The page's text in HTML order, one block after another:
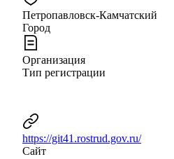
Петропавловск-Камчатский
Город
Организация
Тип регистрации
https://git41.rostrud.gov.ru/
Сайт